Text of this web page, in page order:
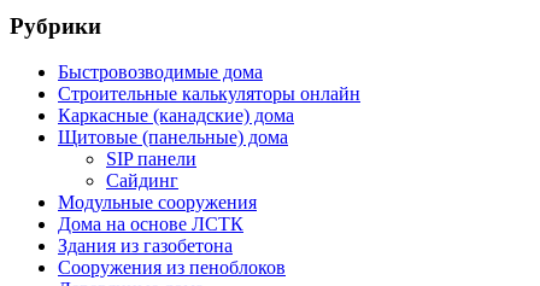
Рубрики
Быстровозводимые дома
Строительные калькуляторы онлайн
Каркасные (канадские) дома
Щитовые (панельные) дома
SIP панели
Сайдинг
Модульные сооружения
Дома на основе ЛСТК
Здания из газобетона
Сооружения из пеноблоков